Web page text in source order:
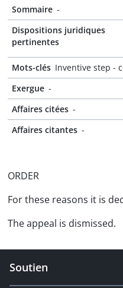
Sommaire -
Dispositions juridiques
pertinentes
Mots-clés Inventive step -
Exergue -
Affaires citées -
Affaires citantes -
ORDER
For these reasons it is
The appeal is dismissed.
Soutien